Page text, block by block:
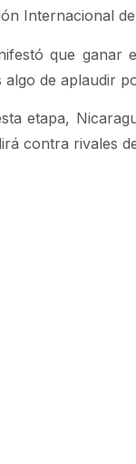
Internacional
que
algo de aplaudir
etapa,
contra rivales